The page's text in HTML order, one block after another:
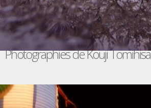
Photographies de Kouji Tomihisa